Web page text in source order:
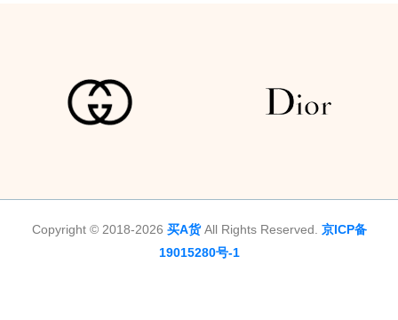
Copyright © 2018-2026 买A货All Rights Reserved. 京ICP备
19015280号-1